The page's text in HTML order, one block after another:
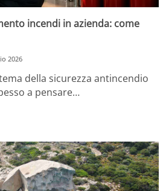
incendi in azienda: come
2026
della sicurezza antincendio
a pensare…